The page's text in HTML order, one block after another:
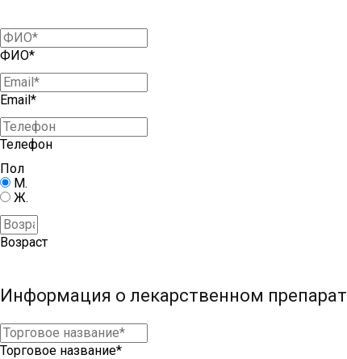
ФИО*
Email*
Телефон
Пол
М.
Ж.
Возраст
Информация о лекарственном
Торговое название*